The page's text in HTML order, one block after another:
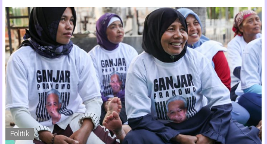
Timur
Media
Online
Jawa
Timur
Politik